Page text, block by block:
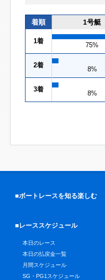
着順 1号艇
1着
75%
2着
8%
3着
8%
■ボートレースを知る楽しむ
■レーススケジュール
本日のレース
本日の払戻金一覧
月間スケジュール
SG・PG1スケジュール